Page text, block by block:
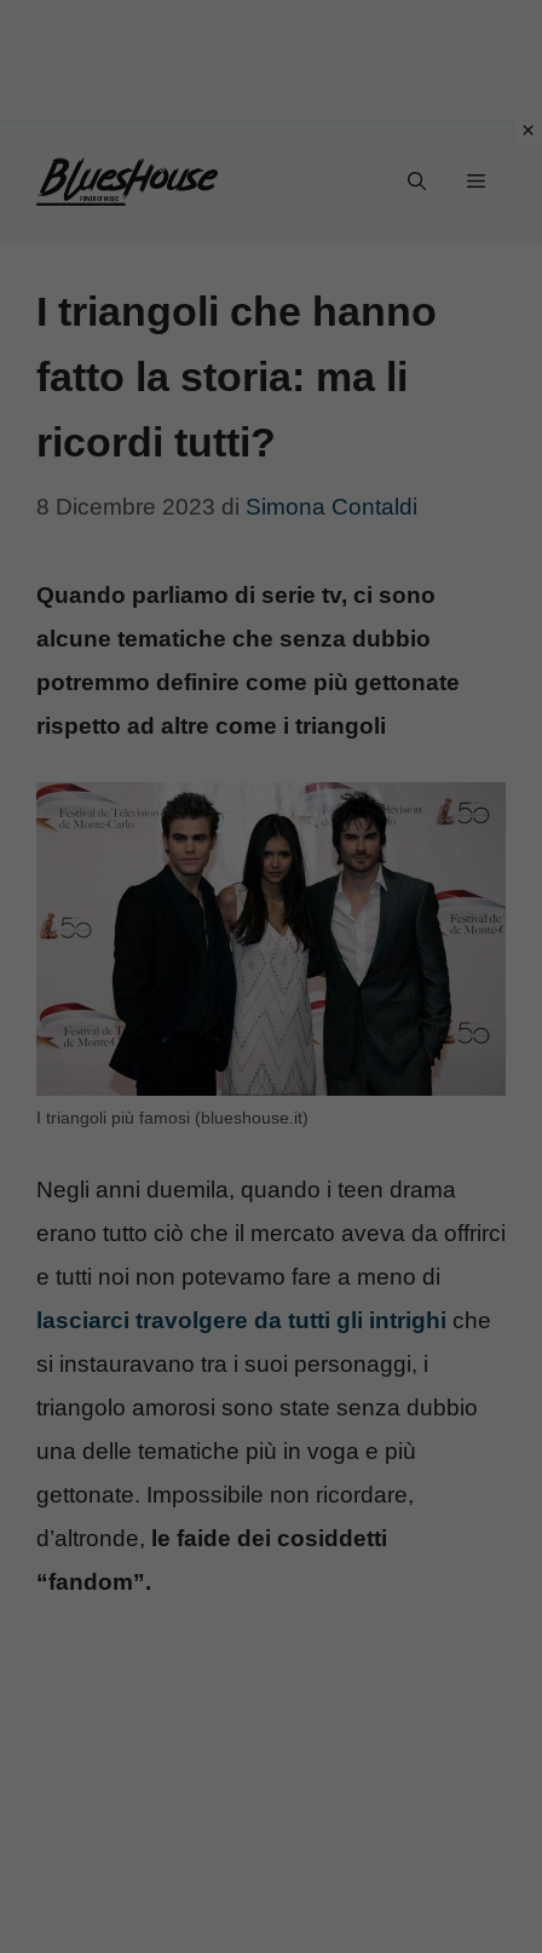
Menu
I triangoli che hanno
fatto la storia: ma li
ricordi tutti?
8 Dicembre 2023 di Simona Contaldi
Quando parliamo di serie tv, ci sono
alcune tematiche che senza dubbio
potremmo definire come più gettonate
rispetto ad altre come i triangoli
I triangoli più famosi (blueshouse.it)
Negli anni duemila, quando i teen drama
erano tutto ciò che il mercato aveva da offrirci
e tutti noi non potevamo fare a meno di
lasciarci travolgere da tutti gli intrighi che
si instauravano tra i suoi personaggi, i
triangolo amorosi sono state senza dubbio
una delle tematiche più in voga e più
gettonate. Impossibile non ricordare,
d’altronde, le faide dei cosiddetti
“fandom”.